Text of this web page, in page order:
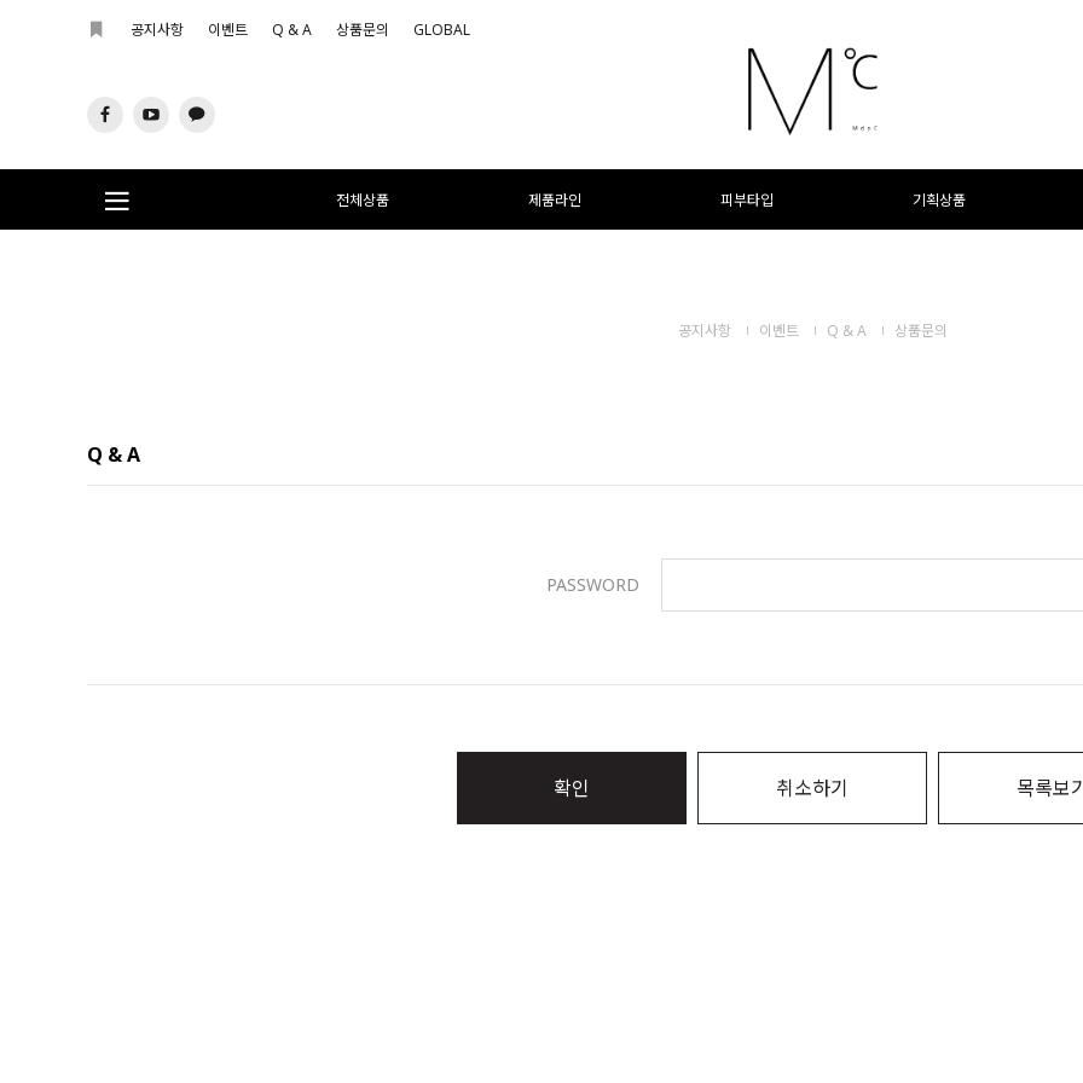
공지사항 이벤트 Q & A 상품문의 GLOBAL
전체상품 제품라인 피부타입 기획상품
공지사항 이벤트 Q & A 상품문의
Q & A
PASSWORD
확인 취소하기 목록보